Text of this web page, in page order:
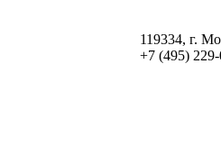
119334, г.
+7 (495)